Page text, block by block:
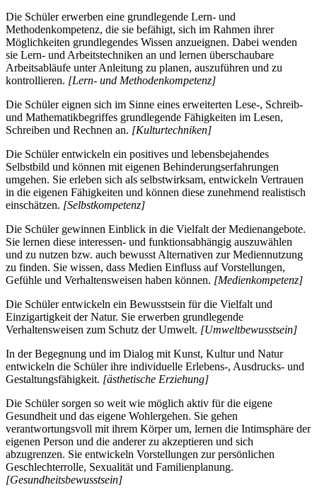
Die Schüler erwerben eine grundlegende Lern- und
Methodenkompetenz, die sie befähigt, sich im Rahmen ihrer
Möglichkeiten grundlegendes Wissen anzueignen. Dabei wenden
sie Lern- und Arbeitstechniken an und lernen überschaubare
Arbeitsabläufe unter Anleitung zu planen, auszuführen und zu
kontrollieren. [Lern- und Methodenkompetenz]
Die Schüler eignen sich im Sinne eines erweiterten Lese-, Schreib-
und Mathematikbegriffes grundlegende Fähigkeiten im Lesen,
Schreiben und Rechnen an. [Kulturtechniken]
Die Schüler entwickeln ein positives und lebensbejahendes
Selbstbild und können mit eigenen Behinderungserfahrungen
umgehen. Sie erleben sich als selbstwirksam, entwickeln Vertrauen
in die eigenen Fähigkeiten und können diese zunehmend realistisch
einschätzen. [Selbstkompetenz]
Die Schüler gewinnen Einblick in die Vielfalt der Medienangebote.
Sie lernen diese interessen- und funktionsabhängig auszuwählen
und zu nutzen bzw. auch bewusst Alternativen zur Mediennutzung
zu finden. Sie wissen, dass Medien Einfluss auf Vorstellungen,
Gefühle und Verhaltensweisen haben können. [Medienkompetenz]
Die Schüler entwickeln ein Bewusstsein für die Vielfalt und
Einzigartigkeit der Natur. Sie erwerben grundlegende
Verhaltensweisen zum Schutz der Umwelt. [Umweltbewusstsein]
In der Begegnung und im Dialog mit Kunst, Kultur und Natur
entwickeln die Schüler ihre individuelle Erlebens-, Ausdrucks- und
Gestaltungsfähigkeit. [ästhetische Erziehung]
Die Schüler sorgen so weit wie möglich aktiv für die eigene
Gesundheit und das eigene Wohlergehen. Sie gehen
verantwortungsvoll mit ihrem Körper um, lernen die Intimsphäre der
eigenen Person und die anderer zu akzeptieren und sich
abzugrenzen. Sie entwickeln Vorstellungen zur persönlichen
Geschlechterrolle, Sexualität und Familienplanung.
[Gesundheitsbewusstsein]